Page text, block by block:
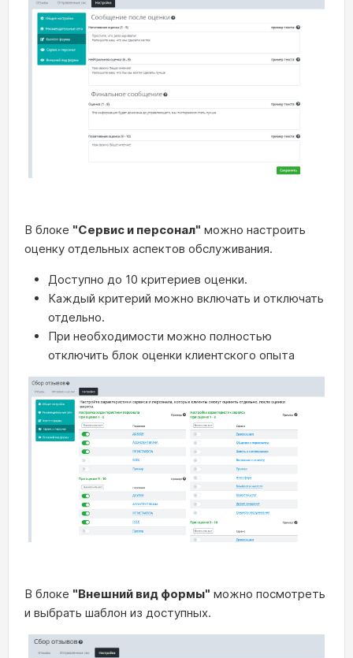
В блоке "Сервис и персонал" можно настроить
оценку отдельных аспектов обслуживания.
Доступно до 10 критериев оценки.
Каждый критерий можно включать и отключать
отдельно.
При необходимости можно полностью
отключить блок оценки клиентского опыта
В блоке "Внешний вид формы" можно посмотреть
и выбрать шаблон из доступных.